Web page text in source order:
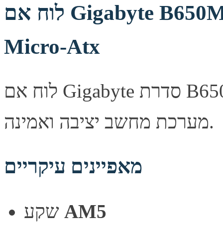
לוח אם Gigabyte B650M D3HP 1.3 DDR5 AM5
Micro-Atx
לוח אם Gigabyte סדרת B650M, מספק יציבות ואמינות לבניית
מערכת מחשב יציבה ואמינה.
מאפיינים עיקריים
AM5